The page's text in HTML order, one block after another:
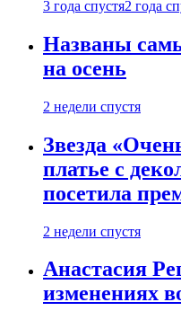
3 года спустя2 года
Названы
на осень
2 недели спустя
Звезда
платье с
посетила
2 недели спустя
Анастасия
изменениях